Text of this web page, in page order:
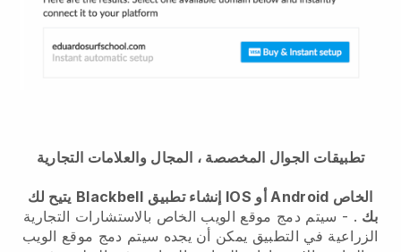
تطبيقات الجوال المخصصة ، المجال والعلامات التجارية
يتيح لك Blackbell إنشاء تطبيق IOS أو Android الخاص
بك . - سيتم دمج موقع الويب الخاص بالاستشارات التجارية
الزراعية في التطبيق يمكن أن يجده سيتم دمج موقع الويب